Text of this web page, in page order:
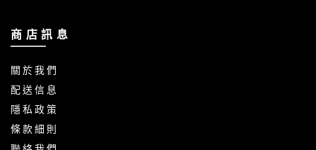
商 店 訊 息
關 於 我 們
配 送 信 息
隱 私 政 策
條 款 細 則